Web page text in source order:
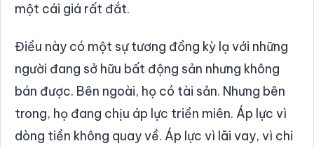
một cái giá rất đắt.
Điều này có một sự tương đồng kỳ lạ với những
người đang sở hữu bất động sản nhưng không
bán được. Bên ngoài, họ có tài sản. Nhưng bên
trong, họ đang chịu áp lực triền miên. Áp lực vì
dòng tiền không quay về. Áp lực vì lãi vay, vì chi